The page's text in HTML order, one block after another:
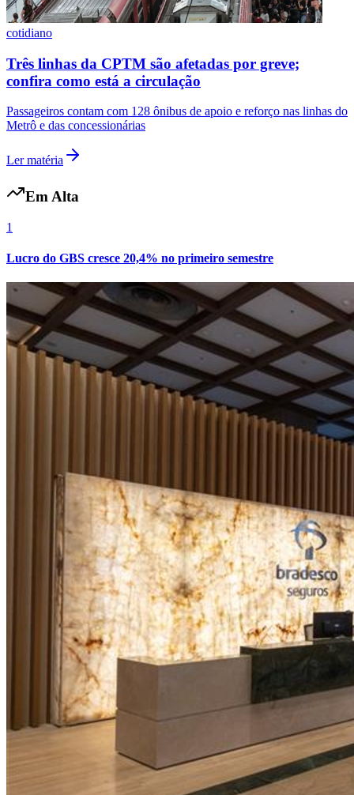
Fluminense
cotidiano
Três linhas da CPTM são afetadas por greve;
confira como está a circulação
Passageiros contam com 128 ônibus de apoio e reforço nas linhas do
Metrô e das concessionárias
Ler matéria
Em Alta
1
Lucro do GBS cresce 20,4% no primeiro semestre